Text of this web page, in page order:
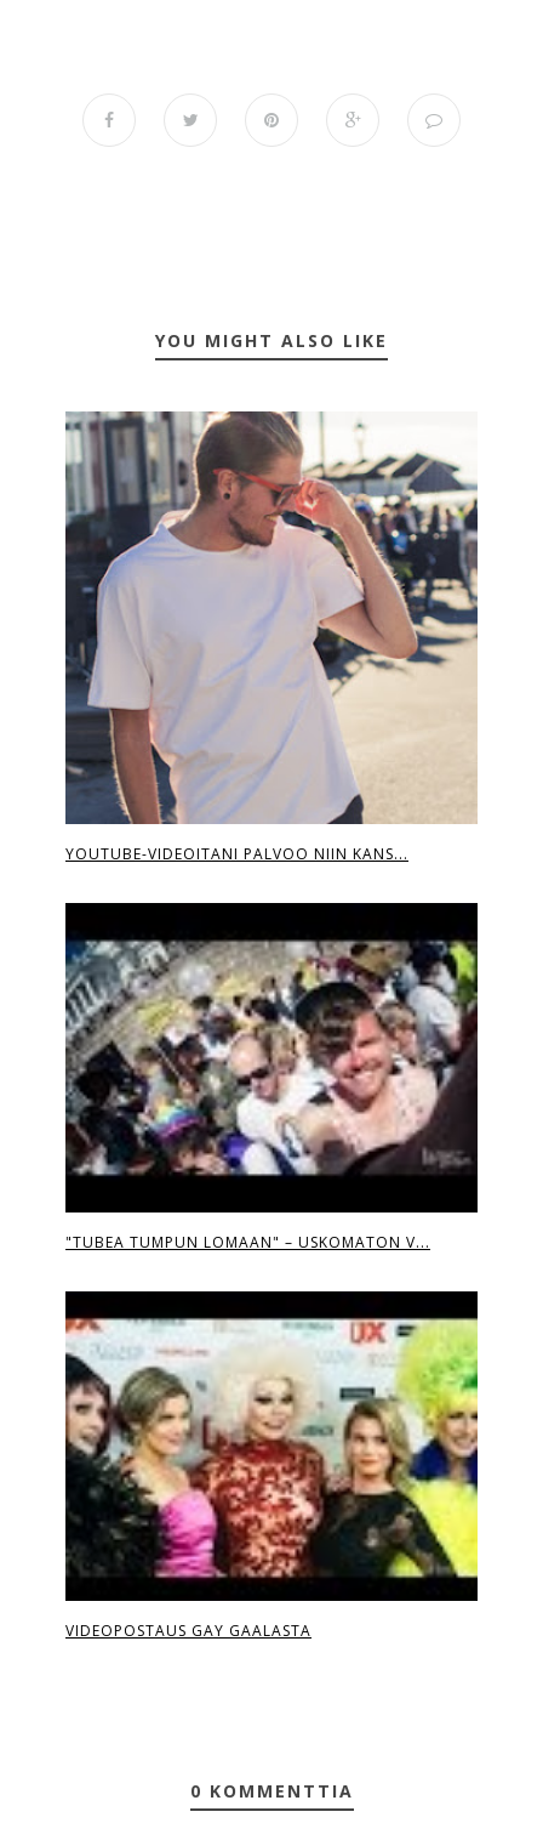
YOU MIGHT ALSO LIKE
YOUTUBE-VIDEOITANI PALVOO NIIN KANS...
"TUBEA TUMPUN LOMAAN" – USKOMATON V...
VIDEOPOSTAUS GAY GAALASTA
0 KOMMENTTIA